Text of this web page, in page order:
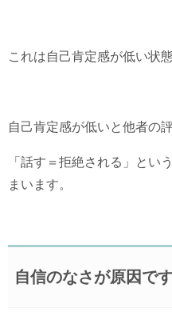
これは自己肯定感が低い状
自己肯定感が低いと他者の
「話す＝拒絶される」とい
まいます。
自信のなさが原因で